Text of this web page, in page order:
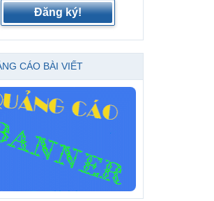
Đăng ký!
CÁO BÀI VIẾT